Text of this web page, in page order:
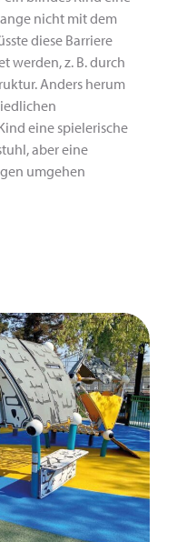
nicht mit dem
diese Barriere
werden, z. B. durch
Anders­ herum
eine spielerische
aber eine
umgehen